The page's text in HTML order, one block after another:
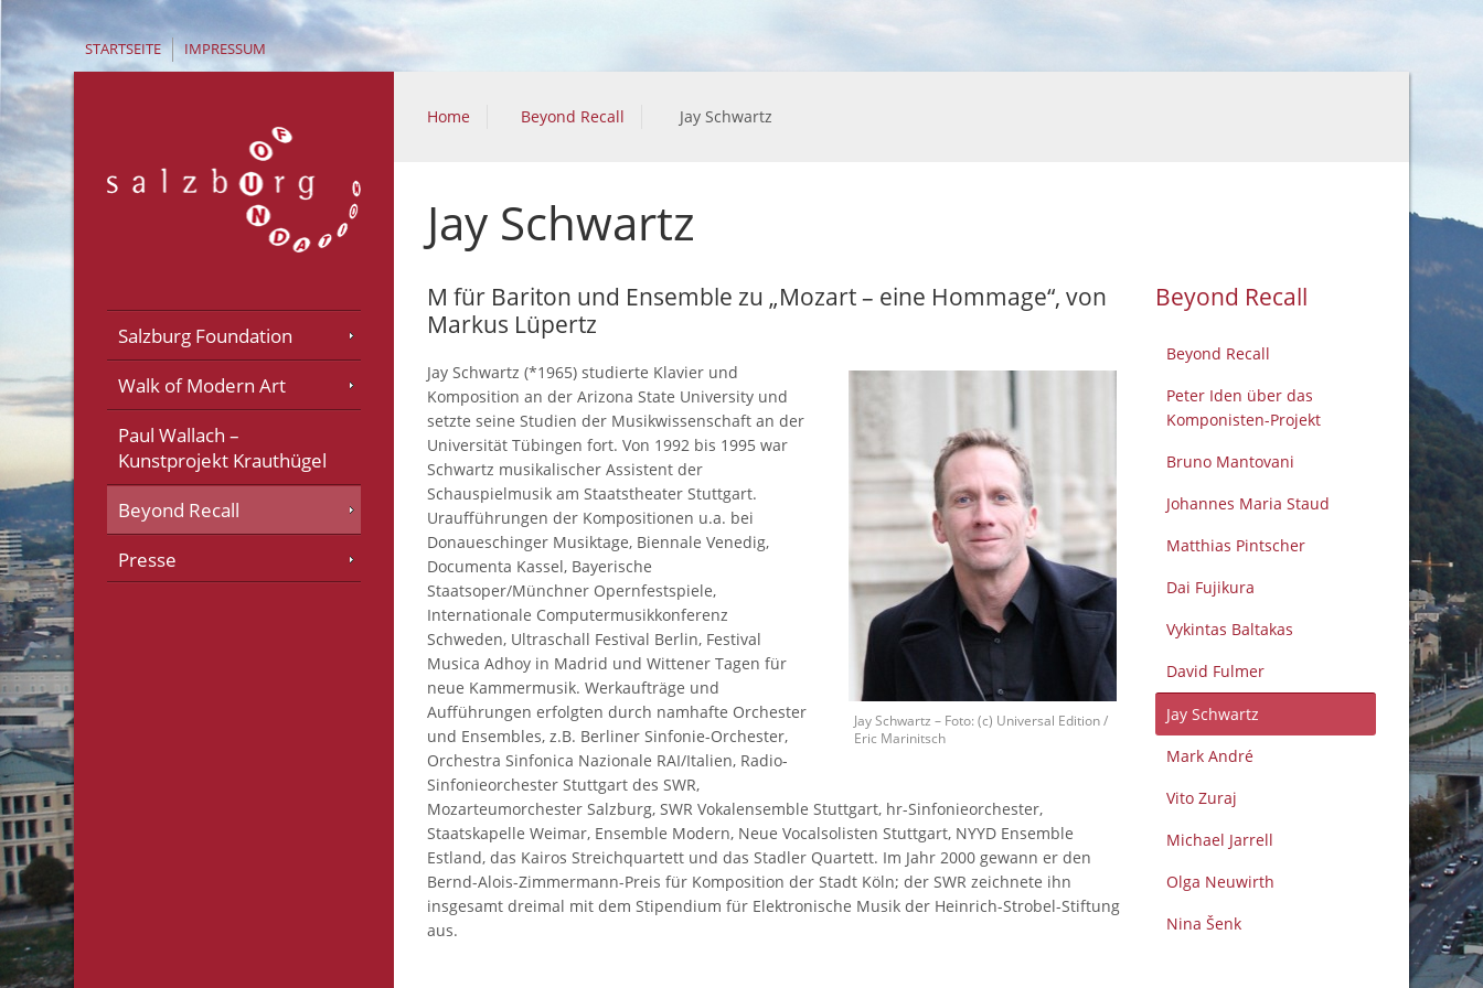
STARTSEITE IMPRESSUM
Salzburg Foundation
Walk of Modern Art
Paul Wallach –
Kunstprojekt Krauthügel
Beyond Recall
Presse
Home Beyond Recall Jay Schwartz
Jay Schwartz
Beyond Recall
Beyond Recall
Peter Iden über das
Komponisten-Projekt
Bruno Mantovani
Johannes Maria Staud
Matthias Pintscher
Dai Fujikura
Vykintas Baltakas
David Fulmer
Jay Schwartz
Mark André
Vito Zuraj
Michael Jarrell
Olga Neuwirth
Nina Šenk
M für Bariton und Ensemble zu „Mozart – eine Hommage“, von
Markus Lüpertz
Jay Schwartz – Foto: (c) Universal Edition /
Eric Marinitsch
Jay Schwartz (*1965) studierte Klavier und
Komposition an der Arizona State University und
setzte seine Studien der Musikwissenschaft an der
Universität Tübingen fort. Von 1992 bis 1995 war
Schwartz musikalischer Assistent der
Schauspielmusik am Staatstheater Stuttgart.
Uraufführungen der Kompositionen u.a. bei
Donaueschinger Musiktage, Biennale Venedig,
Documenta Kassel, Bayerische
Staatsoper/Münchner Opernfestspiele,
Internationale Computermusikkonferenz
Schweden, Ultraschall Festival Berlin, Festival
Musica Adhoy in Madrid und Wittener Tagen für
neue Kammermusik. Werkaufträge und
Aufführungen erfolgten durch namhafte Orchester
und Ensembles, z.B. Berliner Sinfonie-Orchester,
Orchestra Sinfonica Nazionale RAI/Italien, Radio-
Sinfonieorchester Stuttgart des SWR,
Mozarteumorchester Salzburg, SWR Vokalensemble Stuttgart, hr-Sinfonieorchester,
Staatskapelle Weimar, Ensemble Modern, Neue Vocalsolisten Stuttgart, NYYD Ensemble
Estland, das Kairos Streichquartett und das Stadler Quartett. Im Jahr 2000 gewann er den
Bernd-Alois-Zimmermann-Preis für Komposition der Stadt Köln; der SWR zeichnete ihn
insgesamt dreimal mit dem Stipendium für Elektronische Musik der Heinrich-Strobel-Stiftung
aus.